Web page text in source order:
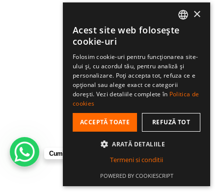
Cum te putem ajuta?
ROMANIAN
ENGLISH
×
Acest site web folosește
cookie-uri
Folosim cookie-uri pentru funcționarea site-
ului și, cu acordul tău, pentru analiză și
personalizare. Poți accepta tot, refuza ce e
opțional sau alege exact ce categorii
dorești. Vezi detaliile complete în Politica de
cookies
ACCEPTĂ TOATE REFUZĂ TOT
ARATĂ DETALIILE
Termeni si conditii
POWERED BY COOKIESCRIPT